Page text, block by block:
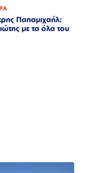
Παπαμιχαήλ:
με τα όλα του